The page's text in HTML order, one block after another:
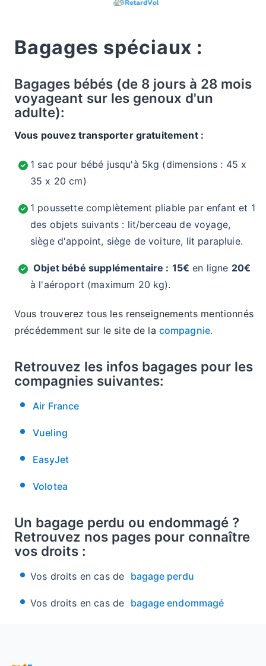
Bagages spéciaux :
Bagages bébés (de 8 jours à 28 mois
voyageant sur les genoux d'un
adulte):
Vous pouvez transporter gratuitement :
1 sac pour bébé jusqu'à 5kg (dimensions : 45 x
35 x 20 cm)
1 poussette complètement pliable par enfant et 1
des objets suivants : lit/berceau de voyage,
siège d'appoint, siège de voiture, lit parapluie.
Objet bébé supplémentaire : 15€ en ligne 20€
à l'aéroport (maximum 20 kg).
Vous trouverez tous les renseignements mentionnés
précédemment sur le site de la compagnie.
Retrouvez les infos bagages pour les
compagnies suivantes:
Air France
Vueling
EasyJet
Volotea
Un bagage perdu ou endommagé ?
Retrouvez nos pages pour connaître
vos droits :
Vos droits en cas de bagage perdu
Vos droits en cas de bagage endommagé